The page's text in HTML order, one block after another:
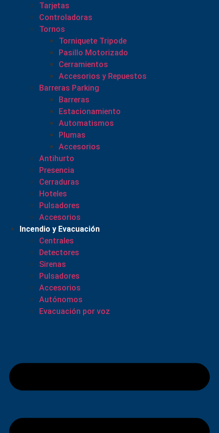
Tarjetas
Controladoras
Tornos
Torniquete Tripode
Pasillo Motorizado
Cerramientos
Accesorios y Repuestos
Barreras Parking
Barreras
Estacionamiento
Automatismos
Plumas
Accesorios
Antihurto
Presencia
Cerraduras
Hoteles
Pulsadores
Accesorios
Incendio y Evacuación
Centrales
Detectores
Sirenas
Pulsadores
Accesorios
Autónomos
Evacuación por voz